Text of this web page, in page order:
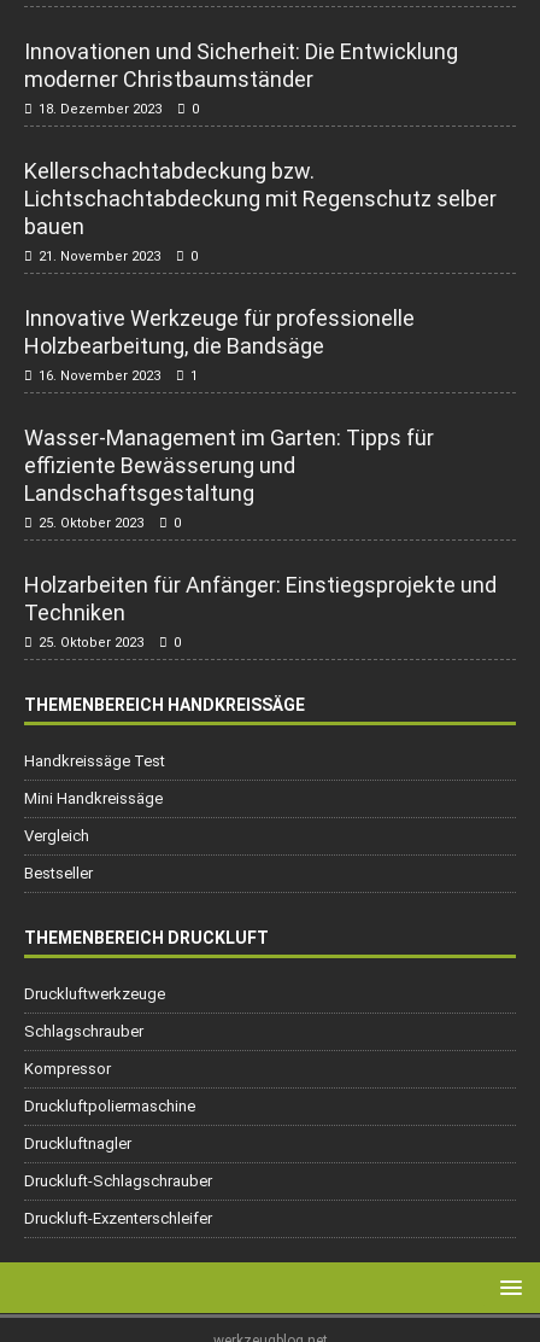
Innovationen und Sicherheit: Die Entwicklung
moderner Christbaumständer
18. Dezember 2023 0
Kellerschachtabdeckung bzw.
Lichtschachtabdeckung mit Regenschutz selber
bauen
21. November 2023 0
Innovative Werkzeuge für professionelle
Holzbearbeitung, die Bandsäge
16. November 2023 1
Wasser-Management im Garten: Tipps für
effiziente Bewässerung und
Landschaftsgestaltung
25. Oktober 2023 0
Holzarbeiten für Anfänger: Einstiegsprojekte und
Techniken
25. Oktober 2023 0
THEMENBEREICH HANDKREISSÄGE
Handkreissäge Test
Mini Handkreissäge
Vergleich
Bestseller
THEMENBEREICH DRUCKLUFT
Druckluftwerkzeuge
Schlagschrauber
Kompressor
Druckluftpoliermaschine
Druckluftnagler
Druckluft-Schlagschrauber
Druckluft-Exzenterschleifer